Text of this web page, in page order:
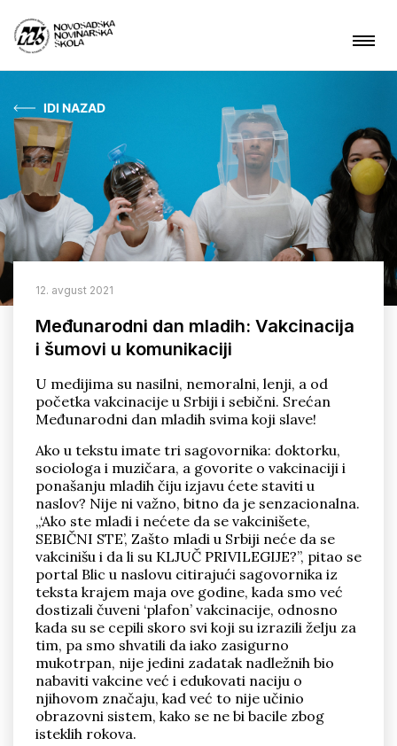
Aktuelnosti
O nama
Čime se bavimo?
Projekti
ARHIVA
Pronađi
IDI NAZAD
12. avgust 2021
Međunarodni dan mladih: Vakcinacija
i šumovi u komunikaciji
U medijima su nasilni, nemoralni, lenji, a od
početka vakcinacije u Srbiji i sebični. Srećan
Međunarodni dan mladih svima koji slave!
Ako u tekstu imate tri sagovornika: doktorku,
sociologa i muzičara, a govorite o vakcinaciji i
ponašanju mladih čiju izjavu ćete staviti u
naslov? Nije ni važno, bitno da je senzacionalna.
„‘Ako ste mladi i nećete da se vakcinišete,
SEBIČNI STE’, Zašto mladi u Srbiji neće da se
vakcinišu i da li su KLJUČ PRIVILEGIJE?”, pitao se
portal Blic u naslovu citirajući sagovornika iz
teksta krajem maja ove godine, kada smo već
dostizali čuveni ‘plafon’ vakcinacije, odnosno
kada su se cepili skoro svi koji su izrazili želju za
tim, pa smo shvatili da iako zasigurno
mukotrpan, nije jedini zadatak nadležnih bio
nabaviti vakcine već i edukovati naciju o
njihovom značaju, kad već to nije učinio
obrazovni sistem, kako se ne bi bacile zbog
isteklih rokova.